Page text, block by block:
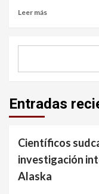
Leer más
Entradas
Científicos
investigación
Alaska